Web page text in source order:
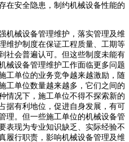
在安全隐患，制约机械设备性能的
机械设备管理维护，落实管理及维
维护制度在保证工程质量、工期等
社会普遍认可。但这些制度未能有
械设备管理维护工作面临更多问题
工单位的业务竞争越来越激励，随
工单位数量越来越多，它们之间的
情况下，施工单位不得不探索新的
据有利地位，促进自身发展，有可
理。但一些施工单位的机械设备管
表现为专业知识缺乏、实际经验不
履行职责，影响机械设备管理及维